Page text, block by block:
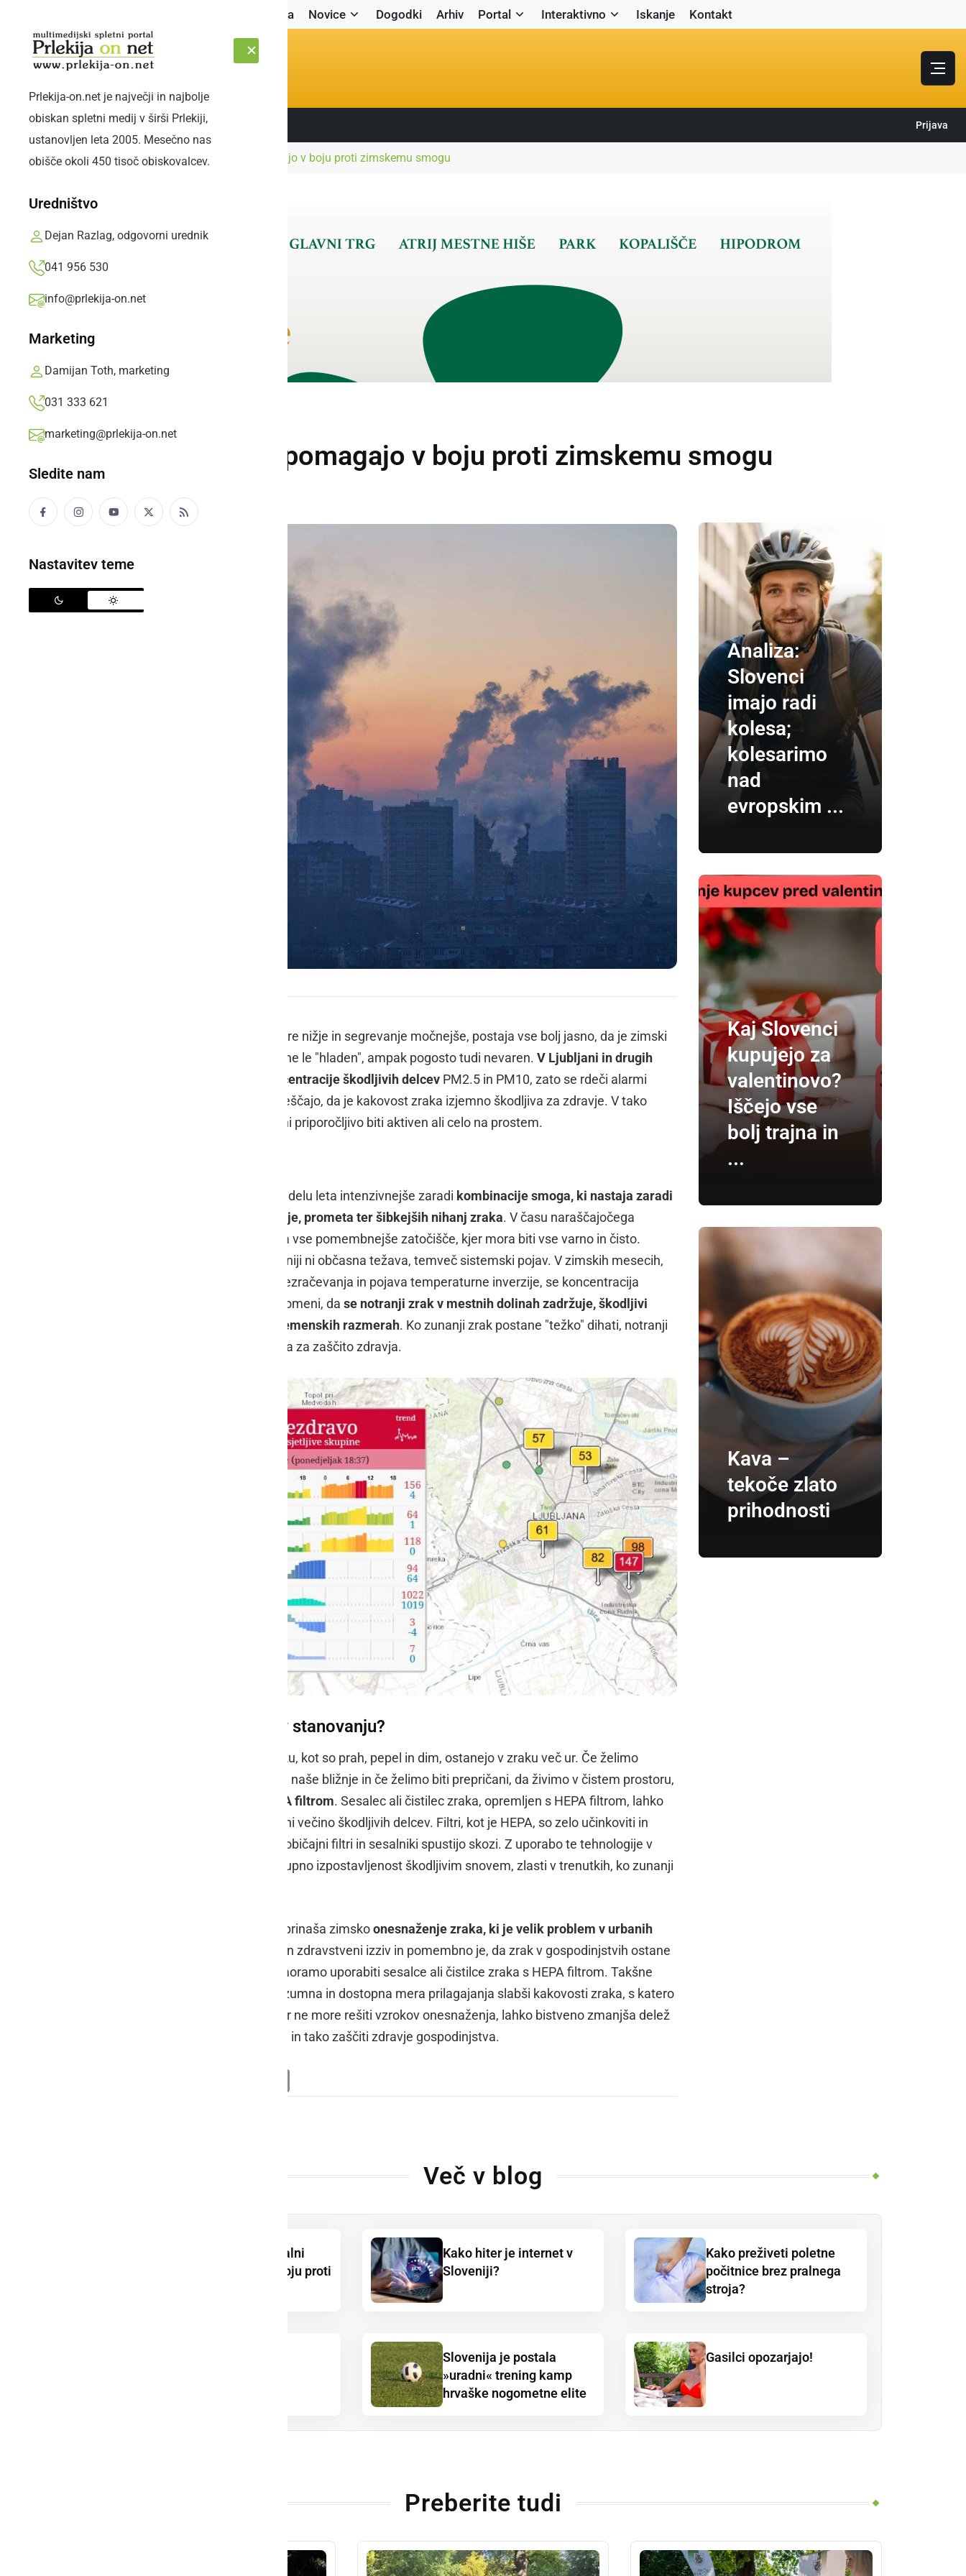
Naslovnica Novice Dogodki Arhiv Portal Interaktivno Iskanje Kontakt
SOBOTA, 8. AVGUST 2026 Sledite nam: Prijava
Prlekija-on.net je največji in najbolje
obiskan spletni medij v širši Prlekiji,
ustanovljen leta 2005. Mesečno nas
obišče okoli 450 tisoč obiskovalcev.
Uredništvo
Dejan Razlag, odgovorni urednik
041 956 530
info@prlekija-on.net
Marketing
Damijan Toth, marketing
031 333 621
marketing@prlekija-on.net
Sledite nam
Nastavitev teme
Naslovnica BlogKako HEPA filtri pomagajo v boju proti zimskemu smogu
Kako HEPA filtri pomagajo v boju proti zimskemu smogu
Ko dnevi postajajo krajši, temperature nižje in segrevanje močnejše, postaja vse bolj jasno, da je zimski
zrak nad velikimi slovenskim mesti ne le "hladen", ampak pogosto tudi nevaren. V Ljubljani in drugih
urbanih območjih se povečajo koncentracije škodljivih delcev PM2.5 in PM10, zato se rdeči alarmi
pojavljajo vse pogosteje, ki nas obveščajo, da je kakovost zraka izjemno škodljiva za zdravje. V tako
imenovanih rdečih obdobjih dneva ni priporočljivo biti aktiven ali celo na prostem.
Onesnaženje zraka je v hladnejšem delu leta intenzivnejše zaradi kombinacije smoga, ki nastaja zaradi
ogrevanja gospodinjstev in industrije, prometa ter šibkejših nihanj zraka. V času naraščajočega
onesnaženja zraka naš dom postaja vse pomembnejše zatočišče, kjer mora biti vse varno in čisto.
Onesnaženje zraka pozimi na Sloveniji ni občasna težava, temveč sistemski pojav. V zimskih mesecih,
zaradi vključitve kaminov, slabše prezračevanja in pojava temperaturne inverzije, se koncentracija
delcev znatno poveča. V praksi to pomeni, da se notranji zrak v mestnih dolinah zadržuje, škodljivi
delci pa se kopičijo v neugodnih vremenskih razmerah. Ko zunanji zrak postane "težko" dihati, notranji
prostor postane prva obrambna linija za zaščito zdravja.
Kako zagotoviti čist zrak v stanovanju?
V zaprtih prostorih lahko delci v zraku, kot so prah, pepel in dim, ostanejo v zraku več ur. Če želimo
zagotoviti popolnoma varen dom za naše bližnje in če želimo biti prepričani, da živimo v čistem prostoru,
naprave s HEPA filtrom. Sesalec ali čistilec zraka, opremljen s HEPA filtrom, lahko
zelo enostavno in učinkovito odstrani večino škodljivih delcev. Filtri, kot je HEPA, so zelo učinkoviti in
ujamejo tudi najmanjše delce, ki jih običajni filtri in sesalniki spustijo skozi. Z uporabo te tehnologije v
vašem gospodinjstvu zmanjšate skupno izpostavljenost škodljivim snovem, zlasti v trenutkih, ko zunanji
Pred nami je hladnejši čas v letu, ki prinaša zimskoonesnaženje zraka, ki je velik problem v urbanih
. Ta pojav predstavlja resen zdravstveni izziv in pomembno je, da zrak v gospodinjstvih ostane
čist. Če želimo zagotoviti varnost, moramo uporabiti sesalce ali čistilce zraka s HEPA filtrom. Takšne
naprave niso več luksuz, temveč razumna in dostopna mera prilagajanja slabši kakovosti zraka, s katero
se vse bolj spopadamo. Čeprav filter ne more rešiti vzrokov onesnaženja, lahko bistveno zmanjša delež
škodljivih delcev v zaprtem prostoru in tako zaščiti zdravje gospodinjstva.
PrintFriendly
Analiza:
Slovenci
imajo radi
kolesa;
kolesarimo
nad
evropskim ...
Kaj Slovenci
kupujejo za
valentinovo?
Iščejo vse
bolj trajna in
...
Kava –
tekoče zlato
prihodnosti
Več v blog
Kako lahko pomivalni
stroj pomaga pri boju proti
Kako hiter je internet v
Sloveniji?
Kako preživeti poletne
počitnice brez pralnega
stroja?
Slovenija je postala
»uradni« trening kamp
hrvaške nogometne elite
Gasilci opozarjajo!
Preberite tudi